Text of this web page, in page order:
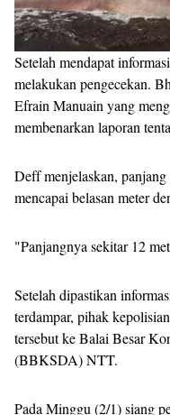
Setelah mendapat
melakukan pengecekan.
Efrain Manuain yang
membenarkan laporan
Deff menjelaskan,
mencapai belasan meter
"Panjangnya sekitar 12
Setelah dipastikan
terdampar, pihak
tersebut ke Balai Besar
(BBKSDA) NTT.
Pada Minggu (2/1) siang